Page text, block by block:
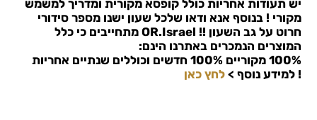
יש תעודות אחריות כולל קופסא מקורית ומדריך למשמש
מקורי ! בנוסף אנא ודאו שלכל שעון ישנו מספר סידורי
חרוט על גב השעון !! OR.Israel מתחייבים כי כלל
המוצרים הנמכרים באתרנו הינם:
100% מקוריים 100% חדשים וכוללים שנתיים אחריות
! למידע נוסף > לחץ כאן